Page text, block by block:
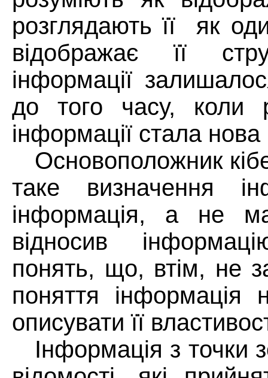
розглядають її
як
відображає її
інформації
до того часу, коли
інформації стала
Основоположник
таке визначення
інформація, а не
відносив
понять, що, втім, не
поняття інформація
описувати її
Інформація з точки